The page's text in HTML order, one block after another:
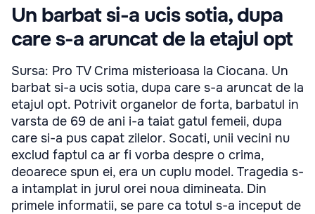
Un barbat si-a ucis sotia, dupa
care s-a aruncat de la etajul opt
Sursa: Pro TV Crima misterioasa la Ciocana. Un
barbat si-a ucis sotia, dupa care s-a aruncat de la
etajul opt. Potrivit organelor de forta, barbatul in
varsta de 69 de ani i-a taiat gatul femeii, dupa
care si-a pus capat zilelor. Socati, unii vecini nu
exclud faptul ca ar fi vorba despre o crima,
deoarece spun ei, era un cuplu model. Tragedia s-
a intamplat in jurul orei noua dimineata. Din
primele informatii, se pare ca totul s-a inceput de